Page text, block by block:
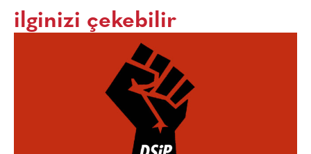
ilginizi çekebilir